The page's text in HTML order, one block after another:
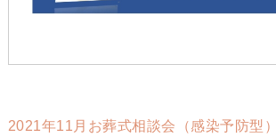
2021年11月お葬式相談会（感染予防型）